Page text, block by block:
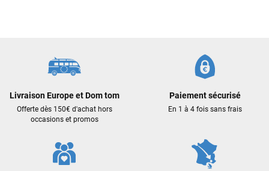
Livraison Europe et Dom tom
Offerte dès 150€ d'achat hors
occasions et promos
Paiement sécurisé
En 1 à 4 fois sans frais
Frédéric sternheim
il y a 2 semaines
qualité : c'est toujours un plaisir!
Cela faisait 6 mois que je galérais à remplacer ma board eux
m'ont trouvé une pépite à laquelle je n'aurais jamais pensé !